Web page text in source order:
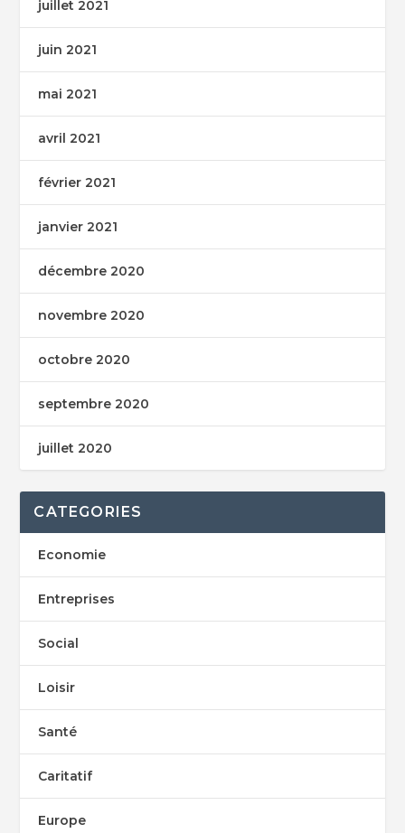
juillet 2021
juin 2021
mai 2021
avril 2021
février 2021
janvier 2021
décembre 2020
novembre 2020
octobre 2020
septembre 2020
juillet 2020
CATEGORIES
Economie
Entreprises
Social
Loisir
Santé
Caritatif
Europe